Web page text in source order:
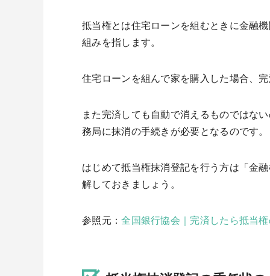
抵当権とは住宅ローンを組むときに金融
組みを指します。
住宅ローンを組んで家を購入した場合、
また完済しても自動で消えるものではな
務局に抹消の手続きが必要となるのです。
はじめて抵当権抹消登記を行う方は「金
解しておきましょう。
参照元：全国銀行協会｜完済したら抵当